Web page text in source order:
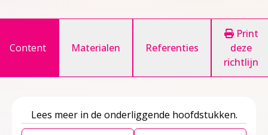
Content Materialen Referenties
Print
deze
richtlijn
Lees meer in de onderliggende hoofdstukken.